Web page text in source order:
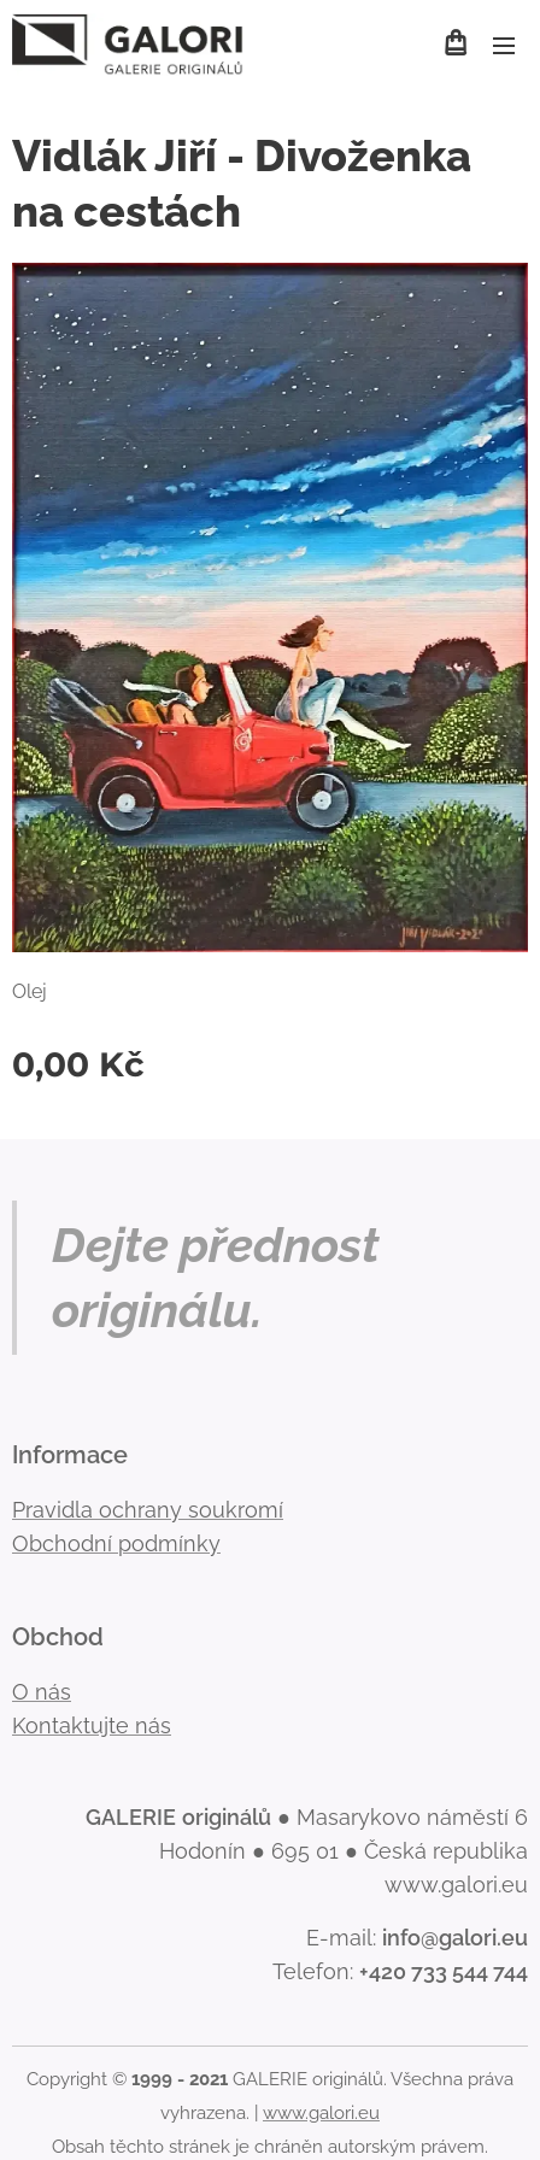
Vidlák Jiří - Divoženka
na cestách
Olej
0,00 Kč
Dejte přednost
originálu.
Informace
Pravidla ochrany soukromí
Obchodní podmínky
Obchod
O nás
Kontaktujte nás
GALERIE originálů ● Masarykovo náměstí 6
Hodonín ● 695 01 ● Česká republika
www.galori.eu
E-mail: info@galori.eu
Telefon: +420 733 544 744
Copyright © 1999 - 2021 GALERIE originálů. Všechna práva
vyhrazena. | www.galori.eu
Obsah těchto stránek je chráněn autorským právem.